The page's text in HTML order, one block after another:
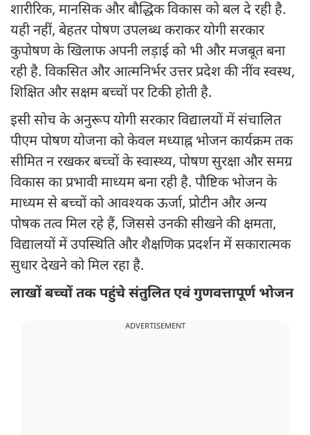
शारीरिक, मानसिक और बौद्धिक विकास को बल दे रही है.
यही नहीं, बेहतर पोषण उपलब्ध कराकर योगी सरकार
कुपोषण के खिलाफ अपनी लड़ाई को भी और मजबूत बना
रही है. विकसित और आत्मनिर्भर उत्तर प्रदेश की नींव स्वस्थ,
शिक्षित और सक्षम बच्चों पर टिकी होती है.
इसी सोच के अनुरूप योगी सरकार विद्यालयों में संचालित
पीएम पोषण योजना को केवल मध्याह्न भोजन कार्यक्रम तक
सीमित न रखकर बच्चों के स्वास्थ्य, पोषण सुरक्षा और समग्र
विकास का प्रभावी माध्यम बना रही है. पौष्टिक भोजन के
माध्यम से बच्चों को आवश्यक ऊर्जा, प्रोटीन और अन्य
पोषक तत्व मिल रहे हैं, जिससे उनकी सीखने की क्षमता,
विद्यालयों में उपस्थिति और शैक्षणिक प्रदर्शन में सकारात्मक
सुधार देखने को मिल रहा है.
लाखों बच्चों तक पहुंचे संतुलित एवं गुणवत्तापूर्ण भोजन
ADVERTISEMENT